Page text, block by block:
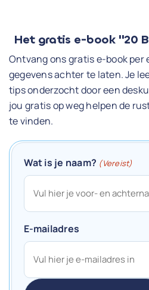
Het gratis e-book "20
Ontvang ons gratis e-book
gegevens achter te laten. Je
tips onderzocht door een
jou gratis op weg helpen de
te vinden.
Wat is je naam? (Vereist)
E-mailadres